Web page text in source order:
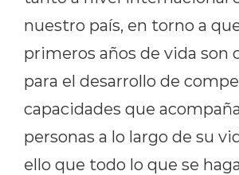
nuestro país, en torno a
primeros años de vida son
para el desarrollo de
capacidades que
personas a lo largo de su
ello que todo lo que se